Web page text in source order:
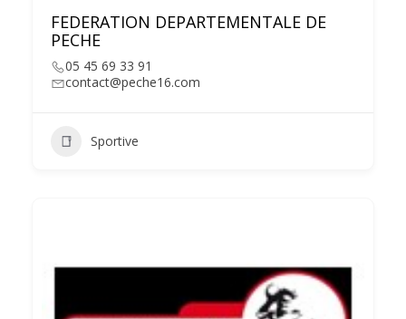
FEDERATION DEPARTEMENTALE DE
PECHE
05 45 69 33 91
contact@peche16.com
Sportive